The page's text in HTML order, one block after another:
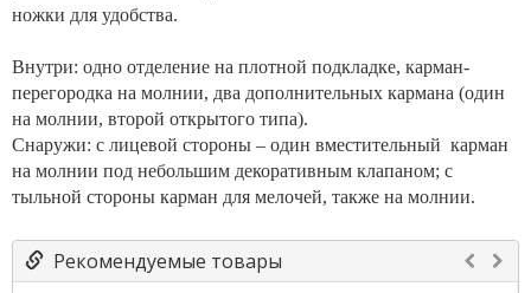
ножки для удобства.
Внутри: одно отделение на плотной подкладке, карман-
перегородка на молнии, два дополнительных кармана (один
на молнии, второй открытого типа).
Снаружи: с лицевой стороны – один вместительный карман
на молнии под небольшим декоративным клапаном; с
тыльной стороны карман для мелочей, также на молнии.
Рекомендуемые товары